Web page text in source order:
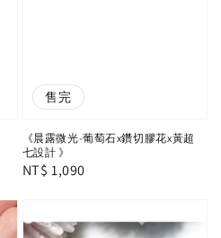
售完
《晨露微光-葡萄石x鑽切膠花x黃超
七設計 》
Regular
NT$ 1,090